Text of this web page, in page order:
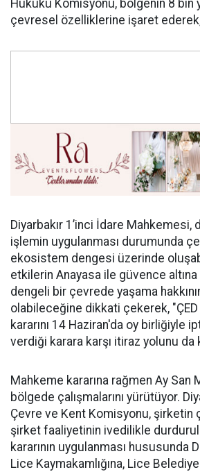
Hukuku Komisyonu, bölgenin 8 bin
çevresel özelliklerine işaret
Diyarbakır 1’inci İdare Mahkemesi,
işlemin uygulanması durumunda
ekosistem dengesi üzerinde
etkilerin Anayasa ile güvence altına
dengeli bir çevrede yaşama
olabileceğine dikkati çekerek,
kararını 14 Haziran'da oy birliğiyle
verdiği karara karşı itiraz yolunu da
Mahkeme kararına rağmen Ay San
bölgede çalışmalarını yürütüyor.
Çevre ve Kent Komisyonu, şirketin
şirket faaliyetinin ivedilikle
kararının uygulanması hususunda
Lice Kaymakamlığına, Lice